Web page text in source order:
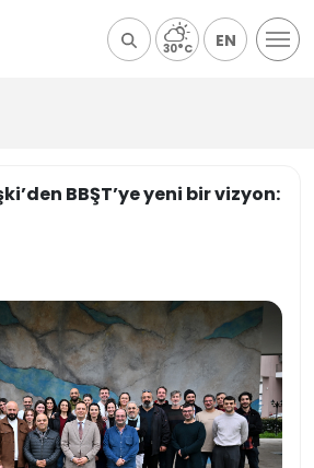
30°C EN
BBŞT’ye yeni bir vizyon: